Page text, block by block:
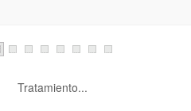
Tratamiento...